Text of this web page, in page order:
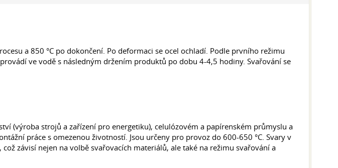
a 850 °C po dokončení. Po deformaci se ocel ochladí. Podle prvního režimu
ve vodě s následným držením produktů po dobu 4-4,5 hodiny. Svařování se
(výroba strojů a zařízení pro energetiku), celulózovém a papírenském průmyslu a
práce s omezenou životností. Jsou určeny pro provoz do 600-650 °C. Svary v
závisí nejen na volbě svařovacích materiálů, ale také na režimu svařování a